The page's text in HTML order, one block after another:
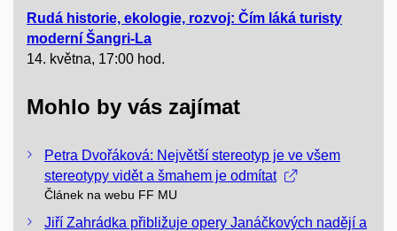
Rudá historie, ekologie, rozvoj: Čím láká turisty
moderní Šangri-La
14. května, 17:00 hod.
Mohlo by vás zajímat
Petra Dvořáková: Největší stereotyp je ve všem
stereotypy vidět a šmahem je odmítat
Článek na webu FF MU
Jiří Zahrádka přibližuje opery Janáčkových nadějí a